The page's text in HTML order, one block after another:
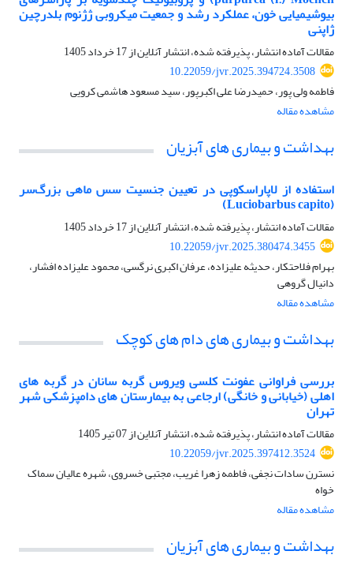
بیوشیمیایی خون، عملکرد رشد و جمعیت میکروبی ژژنوم بلدرچین
ژاپنی
مقالات آماده انتشار، پذیرفته شده، انتشار آنلاین از17 خرداد 1405
10.22059/jvr.2025.394724.3508
فاطمه ولی پور، حمیدرضا علی اکبرپور، سید مسعود هاشمی کرویی
مشاهده مقاله
بهداشت و بیماری های آبزیان
استفاده از لاپاراسکوپی در تعیین جنسیت سس ماهی بزرگ‌سر
(Luciobarbus capito)
مقالات آماده انتشار، پذیرفته شده، انتشار آنلاین از17 خرداد 1405
10.22059/jvr.2025.380474.3455
بهرام فلاحتکار، حدیثه علیزاده، عرفان اکبری نرگسی، محمود علیزاده افشار،
دانیال گروهی
مشاهده مقاله
بهداشت و بیماری های دام های کوچک
بررسی فراوانی عفونت کلسی ویروس گربه سانان در گربه های
اهلی (خیابانی و خانگی) ارجاعی به بیمارستان های دامپزشکی شهر
تهران
مقالات آماده انتشار، پذیرفته شده، انتشار آنلاین از07 تیر 1405
10.22059/jvr.2025.397412.3524
نسترن سادات نجفی، فاطمه زهرا غریب، مجتبی خسروی، شهره عالیان سماک
خواه
مشاهده مقاله
بهداشت و بیماری های آبزیان